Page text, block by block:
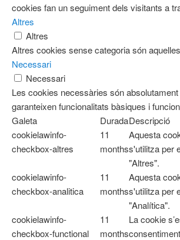
cookies fan un seguiment dels visitants a
Altres
Altres
Altres cookies sense categoria són
Necessari
Necessari
Les cookies necessàries són
garanteixen funcionalitats bàsiques i
Galeta
DuradaDescripció
cookielawinfo-
checkbox-altres
11
months
Aquesta
s'utilitza per
"Altres".
cookielawinfo-
checkbox-analitica
11
months
Aquesta
s'utilitza per
"Analítica".
cookielawinfo-
checkbox-functional
11
months
La cookie